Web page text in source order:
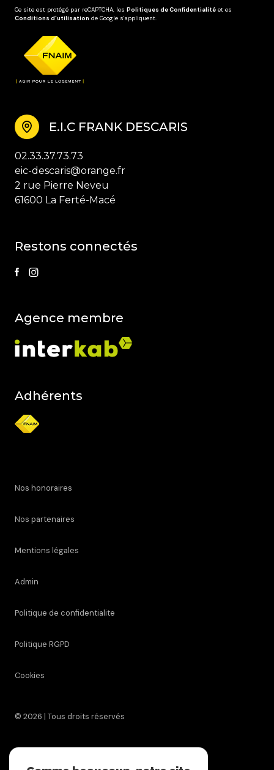
Ce site est protégé par reCAPTCHA, les Politiques de Confidentialité et es
Conditions d'utilisation de Google s'appliquent.
E.I.C FRANK DESCARIS
02.33.37.73.73
eic-descaris@orange.fr
2 rue Pierre Neveu
61600 La Ferté-Macé
restons connectés
agence membre
Adhérents
Nos honoraires
Nos partenaires
Mentions légales
Admin
Politique de confidentialite
Politique RGPD
Cookies
© 2026 | Tous droits réservés